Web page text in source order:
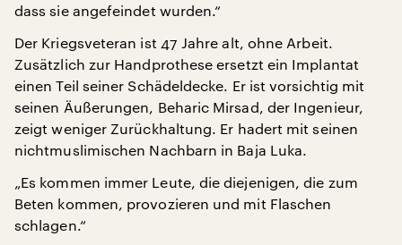
dass sie angefeindet wurden.“
Der Kriegsveteran ist 47 Jahre alt, ohne Arbeit.
Zusätzlich zur Handprothese ersetzt ein Implantat
einen Teil seiner Schädeldecke. Er ist vorsichtig mit
seinen Äußerungen, Beharic Mirsad, der Ingenieur,
zeigt weniger Zurückhaltung. Er hadert mit seinen
nichtmuslimischen Nachbarn in Baja Luka.
„Es kommen immer Leute, die diejenigen, die zum
Beten kommen, provozieren und mit Flaschen
schlagen.“